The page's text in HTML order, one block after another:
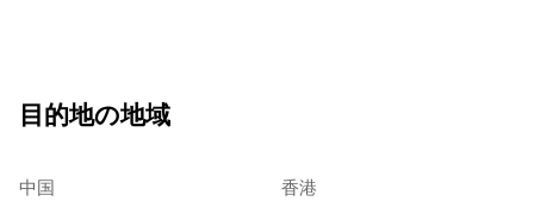
目的地の地域
中国 香港